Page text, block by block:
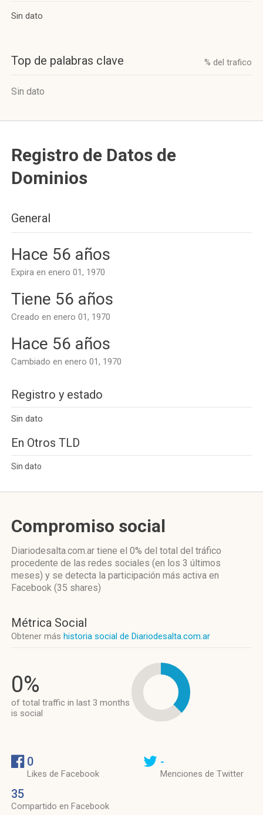
Sin dato
Top de palabras clave % del trafico
Sin dato
Registro de Datos de
Dominios
General
Hace 56 años
Expira en enero 01, 1970
Tiene 56 años
Creado en enero 01, 1970
Hace 56 años
Cambiado en enero 01, 1970
Registro y estado
Sin dato
En Otros TLD
Sin dato
Compromiso social
Diariodesalta.com.ar tiene el 0% del total del tráfico
procedente de las redes sociales (en los 3 últimos
meses) y se detecta la participación más activa en
Facebook (35 shares)
Métrica Social
Obtener más historia social de Diariodesalta.com.ar
0%
of total traffic in last 3 months
is social
0
Likes de Facebook
35
Compartido en Facebook
-
Menciones de Twitter